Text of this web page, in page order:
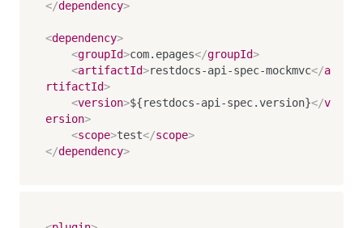
</dependency>
<dependency>
<groupId>com.epages</groupId>
<artifactId>restdocs-api-spec-mockmvc</a
rtifactId>
<version>${restdocs-api-spec.version}</v
ersion>
<scope>test</scope>
</dependency>